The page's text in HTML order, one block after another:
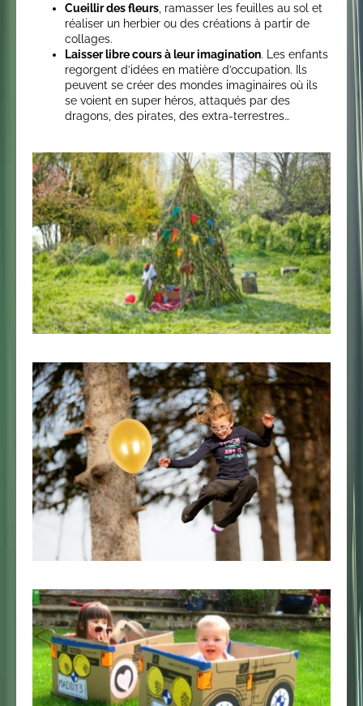
Cueillir des fleurs , ramasser les feuilles au sol et
réaliser un herbier ou des créations à partir de
collages.
Laisser libre cours à leur imagination. Les enfants
regorgent d’idées en matière d’occupation. Ils
peuvent se créer des mondes imaginaires où ils
se voient en super héros, attaqués par des
dragons, des pirates, des extra-terrestres…